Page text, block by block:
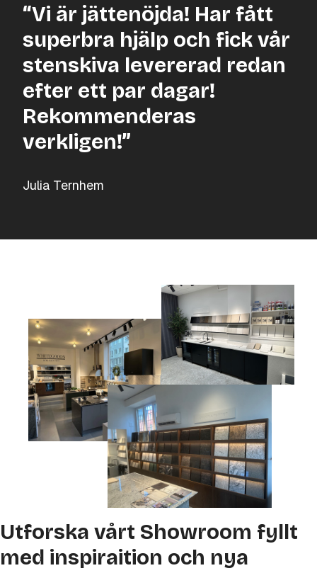
“Vi är jättenöjda! Har fått
superbra hjälp och fick vår
stenskiva levererad redan
efter ett par dagar!
Rekommenderas
verkligen!”
Julia Ternhem
Utforska vårt Showroom fyllt
med inspiraition och nya